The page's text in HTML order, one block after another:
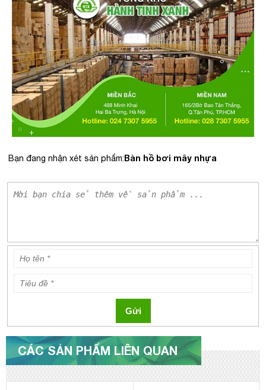
Bạn đang nhận xét sản phẩm:Bàn hồ bơi mây nhựa
Gửi
CÁC SẢN PHẨM LIÊN QUAN